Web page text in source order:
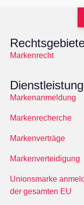
Markenrecht
Markenanmeldung
Markenrecherche
Markenverträge
Markenverteidigung
Unionsmarke
der gesamten EU